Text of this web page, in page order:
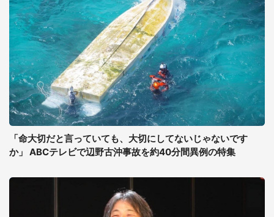
「命大切だと言っていても、大切にしてないじゃないです
か」 ABCテレビで辺野古沖事故を約40分間異例の特集